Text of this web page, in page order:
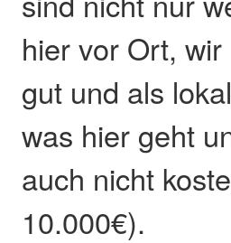
hier vor Ort,
gut und als
was hier geht
auch nicht
10.000€).